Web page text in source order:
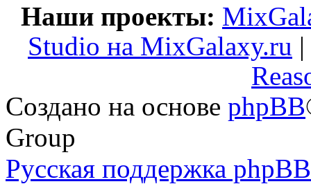
Наши проекты:
Studio на MixGalaxy.ru |
Создано на основе phpBB
Group
Русская поддержка phpBB